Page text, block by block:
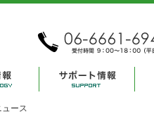
ュース